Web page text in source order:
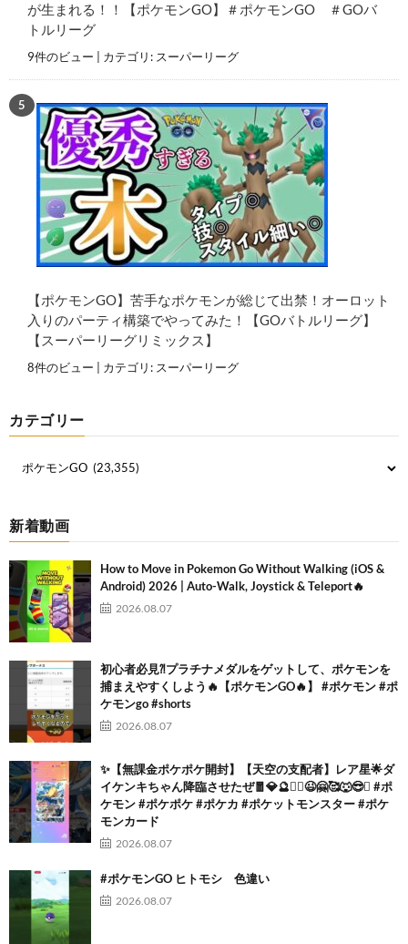
が生まれる！！【ポケモンGO】＃ポケモンGO ＃GOバ
トルリーグ
9件のビュー カテゴリ: スーパーリーグ
【ポケモンGO】苦手なポケモンが総じて出禁！オーロット
入りのパーティ構築でやってみた！【GOバトルリーグ】
【スーパーリーグリミックス】
8件のビュー カテゴリ: スーパーリーグ
カテゴリー
新着動画
How to Move in Pokemon Go Without Walking (iOS &
Android) 2026 | Auto-Walk, Joystick & Teleport🔥
2026.08.07
初心者必見⁈プラチナメダルをゲットして、ポケモンを
捕まえやすくしよう🔥【ポケモンGO🔥】 #ポケモン #ポ
ケモンgo #shorts
2026.08.07
✨【無課金ポケポケ開封】【天空の支配者】レア星🌟ダ
イケンキちゃん降臨させたぜ🧧💎🔮❤️‍🔥😉🤗🥰🐺😎✨ #ポ
ケモン #ポケポケ #ポケカ #ポケットモンスター #ポケ
モンカード
2026.08.07
#ポケモンGO ヒトモシ 色違い
2026.08.07